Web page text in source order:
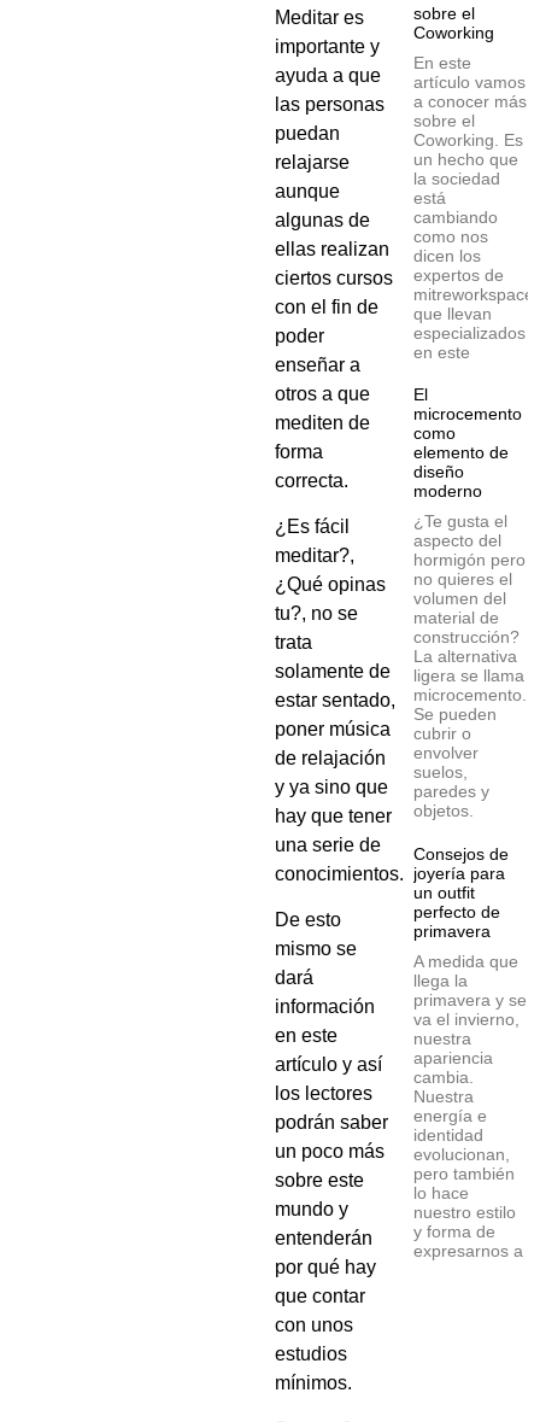
Meditar es
importante y
ayuda a que
las personas
puedan
relajarse
aunque
algunas de
ellas realizan
ciertos cursos
con el fin de
poder
enseñar a
otros a que
mediten de
forma
correcta.
¿Es fácil
meditar?,
¿Qué opinas
tu?, no se
trata
solamente de
estar sentado,
poner música
de relajación
y ya sino que
hay que tener
una serie de
conocimientos.
De esto
mismo se
dará
información
en este
artículo y así
los lectores
podrán saber
un poco más
sobre este
mundo y
entenderán
por qué hay
que contar
con unos
estudios
mínimos.
sobre el
Coworking
En este
artículo vamos
a conocer más
sobre el
Coworking. Es
un hecho que
la sociedad
está
cambiando
como nos
dicen los
expertos de
que llevan
especializados
en este
El
microcemento
como
elemento de
diseño
moderno
¿Te gusta el
aspecto del
hormigón pero
no quieres el
volumen del
material de
construcción?
La alternativa
ligera se llama
microcemento.
Se pueden
cubrir o
envolver
suelos,
paredes y
objetos.
Consejos de
joyería para
un outfit
perfecto de
primavera
A medida que
llega la
primavera y se
va el invierno,
nuestra
apariencia
cambia.
Nuestra
energía e
identidad
evolucionan,
pero también
lo hace
nuestro estilo
y forma de
expresarnos a